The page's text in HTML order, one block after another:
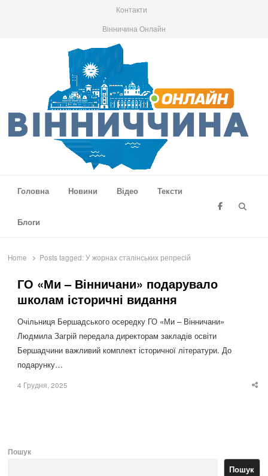
Контакти
Вінничина Онлайн
Головна
Новини Відео Тексти
Блоги
Home Posts tagged:У жорнах сталінських репресій
ГО «Ми – Вінничани» подарувало
школам історичні видання
Очільниця Бершадського осередку ГО «Ми – Вінничани»
Людмила Загрій передала директорам закладів освіти
Бершадчини важливий комплект історичної літератури. До
подарунку…
4 Грудня, 2025
Пошук
Пошук